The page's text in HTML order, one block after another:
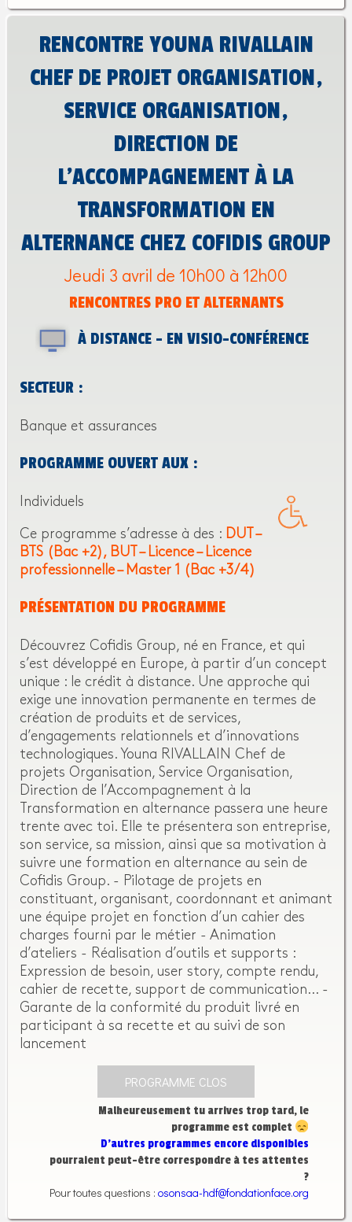
RENCONTRE YOUNA RIVALLAIN
CHEF DE PROJET ORGANISATION,
SERVICE ORGANISATION,
DIRECTION DE
L’ACCOMPAGNEMENT À LA
TRANSFORMATION EN
ALTERNANCE CHEZ COFIDIS GROUP
Jeudi 3 avril de 10h00 à 12h00
RENCONTRES PRO ET ALTERNANTS
À DISTANCE - EN VISIO-CONFÉRENCE
SECTEUR :
Banque et assurances
PROGRAMME OUVERT AUX :
Individuels
Ce programme s’adresse à des : DUT –
BTS (Bac +2)
BUT – Licence – Licence
professionnelle – Master 1 (Bac +3/4)
PRÉSENTATION DU PROGRAMME
Découvrez Cofidis Group, né en France, et qui
s’est développé en Europe, à partir d’un concept
unique : le crédit à distance. Une approche qui
exige une innovation permanente en termes de
création de produits et de services,
d’engagements relationnels et d’innovations
technologiques. Youna RIVALLAIN Chef de
projets Organisation, Service Organisation,
Direction de l’Accompagnement à la
Transformation en alternance passera une heure
trente avec toi. Elle te présentera son entreprise,
son service, sa mission, ainsi que sa motivation à
suivre une formation en alternance au sein de
Cofidis Group. - Pilotage de projets en
constituant, organisant, coordonnant et animant
une équipe projet en fonction d’un cahier des
charges fourni par le métier - Animation
d’ateliers - Réalisation d’outils et supports :
Expression de besoin, user story, compte rendu,
cahier de recette, support de communication… -
Garante de la conformité du produit livré en
participant à sa recette et au suivi de son
lancement
PROGRAMME CLOS
Malheureusement tu arrives trop tard, le
programme est complet
D’autres programmes encore disponibles
pourraient peut-être correspondre à tes attentes
?
Pour toutes questions : osonsaa-hdf@fondationface.org